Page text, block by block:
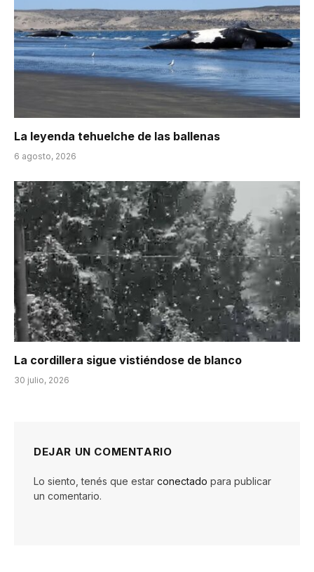
La leyenda tehuelche de las ballenas
6 agosto, 2026
La cordillera sigue vistiéndose de blanco
30 julio, 2026
DEJAR UN COMENTARIO
Lo siento, tenés que estar conectado para publicar
un comentario.